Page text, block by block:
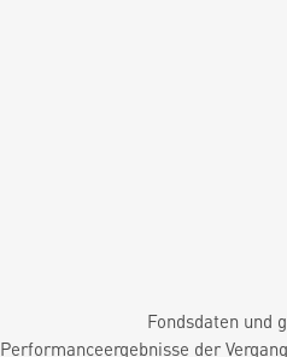
Fondsdaten und
Performanceergebnisse der